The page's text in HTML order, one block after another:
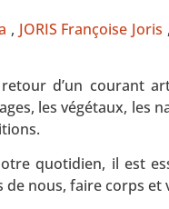
, JORIS Françoise Joris
d’un courant
les végétaux,
quotidien, il est
nous, faire corps et